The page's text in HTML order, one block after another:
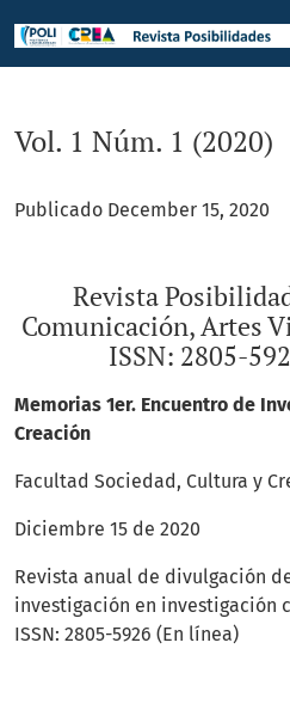
Vol. 1 Núm. 1 (2020)
Publicado December 15, 2020
Revista
Comunicación, Artes
ISSN: 2805-
Memorias 1er. Encuentro de
Creación
Facultad Sociedad, Cultura y
Diciembre 15 de 2020
Revista anual de divulgación
investigación en investigación
ISSN: 2805-5926 (En línea)